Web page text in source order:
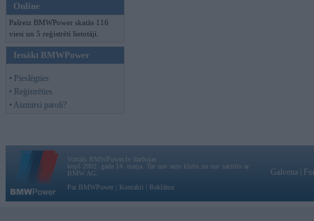
Online
Pašreiz BMWPower skatās 116
viesi un 5 reģistrēti lietotāji.
Ienākt BMWPower
• Pieslēgties
• Reģistrēties
• Aizmirsi paroli?
Vortāls BMWPower.lv darbojas
kopš 2002. gada 14. maija. Tas nav auto klubs un nav saistīts ar
BMW AG.
Par BMWPower
Kontakti Reklāma
Galvena